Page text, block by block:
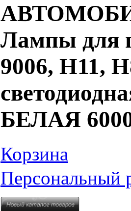
Лампы для
9006, H11,
БЕЛАЯ
Корзина
Персональный